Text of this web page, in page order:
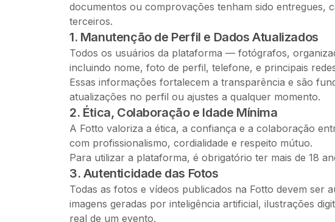
documentos ou comprovações tenham sido entregues,
terceiros.
1. Manutenção de Perfil e Dados Atualizados
Todos os usuários da plataforma — fotógrafos,
incluindo nome, foto de perfil, telefone, e principais
Essas informações fortalecem a transparência e são
atualizações no perfil ou ajustes a qualquer momento.
2. Ética, Colaboração e Idade Mínima
A Fotto valoriza a ética, a confiança e a colaboração
com profissionalismo, cordialidade e respeito mútuo.
Para utilizar a plataforma, é obrigatório ter mais de 18
3. Autenticidade das Fotos
Todas as fotos e vídeos publicados na Fotto devem ser
imagens geradas por inteligência artificial, ilustrações
real de um evento.